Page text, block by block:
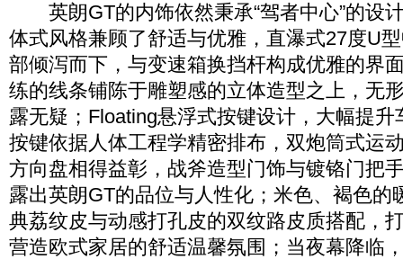
英朗GT的内饰依然秉承“驾者中心”的设
体式风格兼顾了舒适与优雅，直瀑式27度U
部倾泻而下，与变速箱换挡杆构成优雅的界
练的线条铺陈于雕塑感的立体造型之上，无
露无疑；Floating悬浮式按键设计，大幅提
按键依据人体工程学精密排布，双炮筒式运
方向盘相得益彰，战斧造型门饰与镀铬门把
露出英朗GT的品位与人性化；米色、褐色的
典荔纹皮与动感打孔皮的双纹路皮质搭配，
营造欧式家居的舒适温馨氛围；当夜幕降临